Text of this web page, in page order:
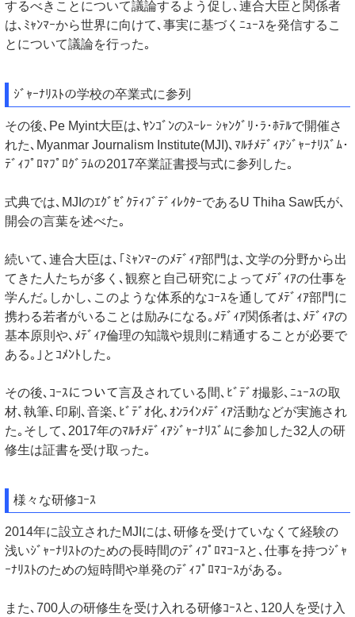
するべきことについて議論するよう促し､連合大臣と関係者
は､ﾐｬﾝﾏｰから世界に向けて､事実に基づくﾆｭｰｽを発信するこ
とについて議論を行った｡
ｼﾞｬｰﾅﾘｽﾄの学校の卒業式に参列
その後､Pe Myint大臣は､ﾔﾝｺﾞﾝのｽｰﾚｰ ｼｬﾝｸﾞﾘ･ﾗ･ﾎﾃﾙで開催さ
れた､Myanmar Journalism Institute(MJI)､ﾏﾙﾁﾒﾃﾞｨｱｼﾞｬｰﾅﾘｽﾞﾑ･
ﾃﾞｨﾌﾟﾛﾏﾌﾟﾛｸﾞﾗﾑの2017卒業証書授与式に参列した｡
式典では､MJIのｴｸﾞｾﾞｸﾃｨﾌﾞﾃﾞｨﾚｸﾀｰであるU Thiha Saw氏が､
開会の言葉を述べた｡
続いて､連合大臣は､｢ﾐｬﾝﾏｰのﾒﾃﾞｨｱ部門は､文学の分野から出
てきた人たちが多く､観察と自己研究によってﾒﾃﾞｨｱの仕事を
学んだ｡しかし､このような体系的なｺｰｽを通してﾒﾃﾞｨｱ部門に
携わる若者がいることは励みになる｡ﾒﾃﾞｨｱ関係者は､ﾒﾃﾞｨｱの
基本原則や､ﾒﾃﾞｨｱ倫理の知識や規則に精通することが必要で
ある｡｣とｺﾒﾝﾄした｡
その後､ｺｰｽについて言及されている間､ﾋﾞﾃﾞｵ撮影､ﾆｭｰｽの取
材､執筆､印刷､音楽､ﾋﾞﾃﾞｵ化､ｵﾝﾗｲﾝﾒﾃﾞｨｱ活動などが実施され
た｡そして､2017年のﾏﾙﾁﾒﾃﾞｨｱｼﾞｬｰﾅﾘｽﾞﾑに参加した32人の研
修生は証書を受け取った｡
様々な研修ｺｰｽ
2014年に設立されたMJIには､研修を受けていなくて経験の
浅いｼﾞｬｰﾅﾘｽﾄのための長時間のﾃﾞｨﾌﾟﾛﾏｺｰｽと､仕事を持つｼﾞｬ
ｰﾅﾘｽﾄのための短時間や単発のﾃﾞｨﾌﾟﾛﾏｺｰｽがある｡
また､700人の研修生を受け入れる研修ｺｰｽと､120人を受け入